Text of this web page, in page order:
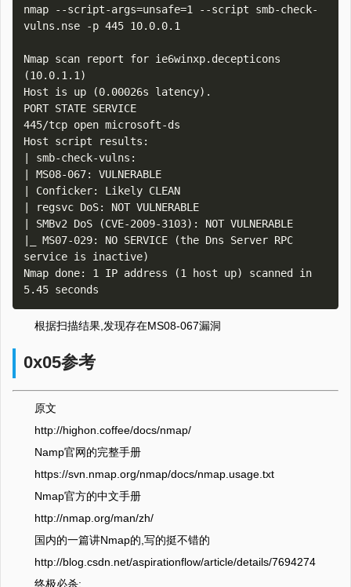
nmap --script-args=unsafe=1 --script smb-check-
vulns.nse -p 445 10.0.0.1
Nmap scan report for ie6winxp.decepticons
(10.0.1.1)
Host is up (0.00026s latency).
PORT STATE SERVICE
445/tcp open microsoft-ds
Host script results:
| smb-check-vulns:
| MS08-067: VULNERABLE
| Conficker: Likely CLEAN
| regsvc DoS: NOT VULNERABLE
| SMBv2 DoS (CVE-2009-3103): NOT VULNERABLE
|_ MS07-029: NO SERVICE (the Dns Server RPC
service is inactive)
Nmap done: 1 IP address (1 host up) scanned in
根据扫描结果,发现存在MS08-067漏洞
0x05参考
原文
http://highon.coffee/docs/nmap/
Namp官网的完整手册
https://svn.nmap.org/nmap/docs/nmap.usage.txt
Nmap官方的中文手册
http://nmap.org/man/zh/
国内的一篇讲Nmap的,写的挺不错的
http://blog.csdn.net/aspirationflow/article/details/7694274
终极必杀: